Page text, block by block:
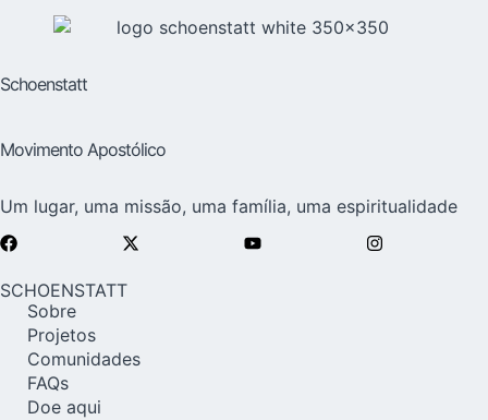
Schoenstatt
Movimento Apostólico
Um lugar, uma missão, uma família, uma espiritualidade
SCHOENSTATT
Sobre
Projetos
Comunidades
FAQs
Doe aqui